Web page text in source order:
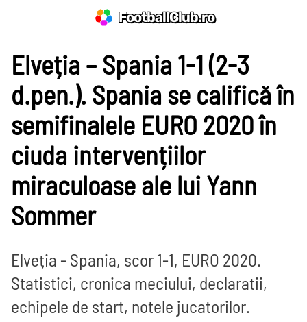
FootballClub.ro
Prim-plan
Elveția – Spania 1-1 (2-3
d.pen.). Spania se califică în
semifinalele EURO 2020 în
ciuda intervențiilor
miraculoase ale lui Yann
Sommer
Elveția - Spania, scor 1-1, EURO 2020.
Statistici, cronica meciului, declaratii,
echipele de start, notele jucatorilor.